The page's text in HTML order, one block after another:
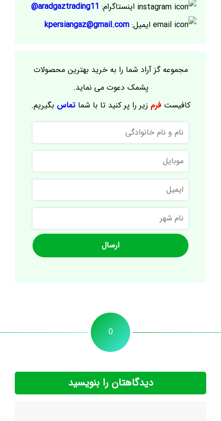
اینستاگرام: aradgaztrading11@
ایمیل: kpersiangaz@gmail.com
مجموعه گز آراد شما را به خرید بهترین محصولات
پشمک دعوت می نماید.
کافیستفرم زیر را پر کنید تا با شماتماس بگیریم.
نام
و
نام
خانوادگی
موبایل
ایمیل
نام
شهر
0
دیدگاهتان را بنویسید